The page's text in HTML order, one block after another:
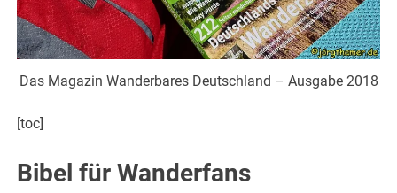
Das Magazin Wanderbares Deutschland – Ausgabe 2018
[toc]
Bibel für Wanderfans